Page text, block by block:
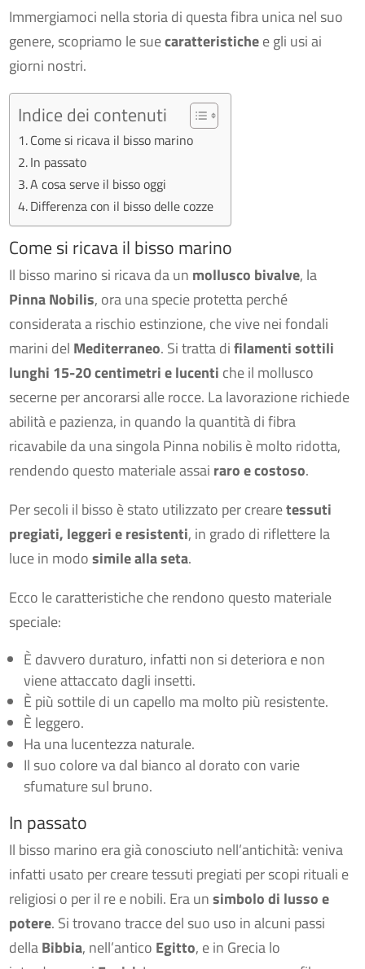
Immergiamoci nella storia di questa fibra unica nel suo
genere, scopriamo le suecaratteristichee gli usi ai
giorni nostri.
Indice dei contenuti
Come si ricava il bisso marino
In passato
A cosa serve il bisso oggi
Differenza con il bisso delle cozze
Come si ricava il bisso marino
Il bisso marino si ricava da un mollusco bivalve, la
Pinna Nobilis, ora una specie protetta perché
considerata a rischio estinzione, che vive nei fondali
marini del Mediterraneo. Si tratta difilamenti sottili
lunghi 15-20 centimetri e lucenti che il mollusco
secerne per ancorarsi alle rocce. La lavorazione richiede
abilità e pazienza, in quando la quantità di fibra
ricavabile da una singola Pinna nobilis è molto ridotta,
rendendo questo materiale assai raro e costoso.
Per secoli il bisso è stato utilizzato per crearetessuti
pregiati, leggeri e resistenti, in grado di riflettere la
luce in modosimile alla seta.
Ecco le caratteristiche che rendono questo materiale
speciale:
È davvero duraturo, infatti non si deteriora e non
viene attaccato dagli insetti.
È più sottile di un capello ma molto più resistente.
È leggero.
Ha una lucentezza naturale.
Il suo colore va dal bianco al dorato con varie
sfumature sul bruno.
In passato
Il bisso marino era già conosciuto nell’antichità: veniva
infatti usato per creare tessuti pregiati per scopi rituali e
religiosi o per il re e nobili. Era unsimbolo di lusso e
potere. Si trovano tracce del suo uso in alcuni passi
dellaBibbia, nell’antico Egitto, e in Grecia lo